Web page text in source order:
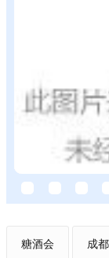
石家庄食之
宿迁海王食品
佛山市新三
广西大饭桌供
北京和福食品
徐州市蒋氏天
糖酒会 成